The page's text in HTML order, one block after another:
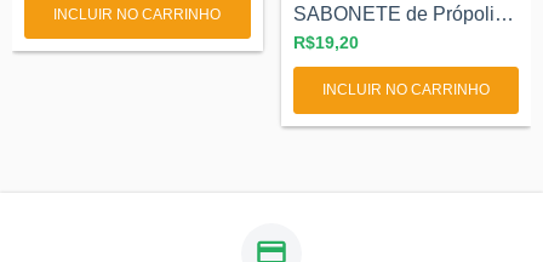
SABONETE de Própolis APISDERM
R$19,20
INCLUIR NO CARRINHO